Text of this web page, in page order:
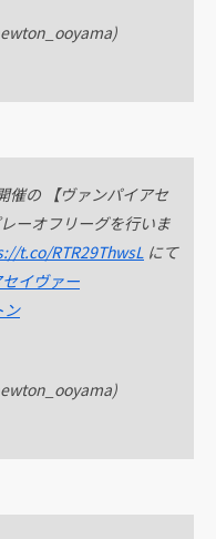
催の 【ヴァンパイアセ
ーオフリーグを行いま
t.co/RTR29ThwsL にて
イヴァー
ン